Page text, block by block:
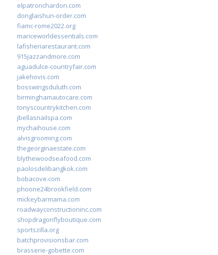
elpatronchardon.com
donglaishun-order.com
fiamc-rome2022.org
mariceworldessentials.com
lafisheriarestaurant.com
915jazzandmore.com
aguadulce-countryfair.com
jakehovis.com
bosswingsduluth.com
birminghamautocare.com
tonyscountrykitchen.com
jbellasnailspa.com
mychaihouse.com
alvisgrooming.com
thegeorginaestate.com
blythewoodseafood.com
paolosdelibangkok.com
bobacove.com
phoone24brookfield.com
mickeybarmama.com
roadwayconstructioninc.com
shopdragonflyboutique.com
sportszilla.org
batchprovisionsbar.com
brasserie-gobette.com